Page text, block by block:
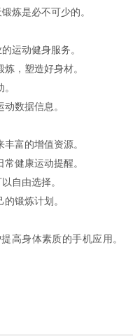
炼是必不可少的。
运动健身服务。
，塑造好身材。
数据信息。
富的增值资源。
健康运动提醒。
自由选择。
锻炼计划。
高身体素质的手机应用。